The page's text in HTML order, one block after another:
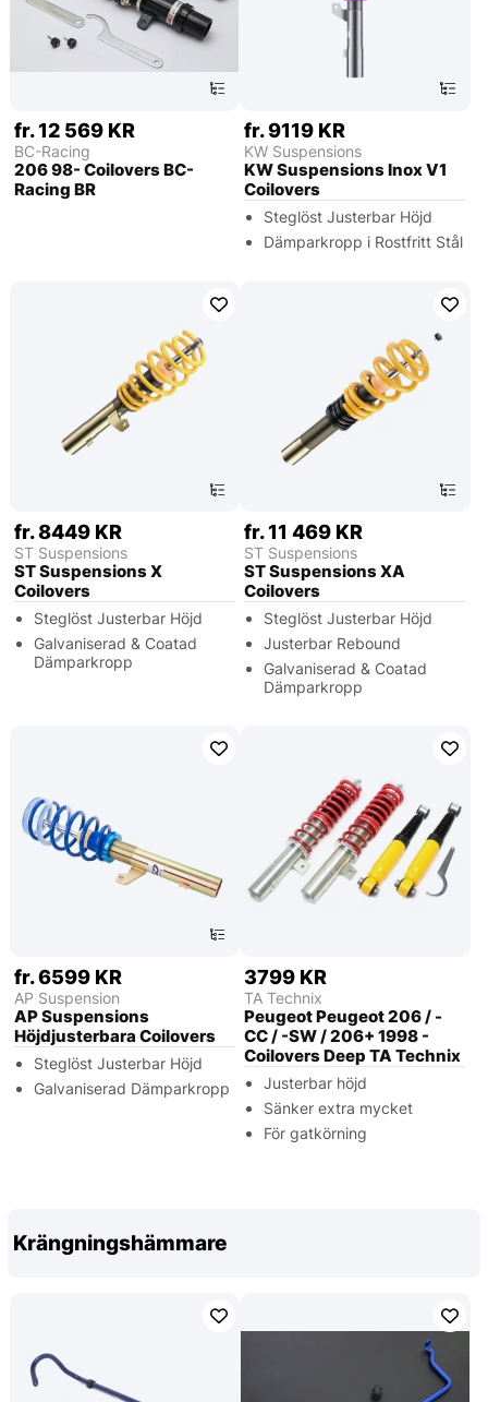
fr. 12 569 KR
BC-Racing
206 98- Coilovers BC-
Racing BR
fr. 9119 KR
KW Suspensions
KW Suspensions Inox V1
Coilovers
Steglöst Justerbar Höjd
Dämparkropp i Rostfritt Stål
fr. 8449 KR
ST Suspensions
ST Suspensions X
Coilovers
Steglöst Justerbar Höjd
Galvaniserad & Coatad
Dämparkropp
fr. 11 469 KR
ST Suspensions
ST Suspensions XA
Coilovers
Steglöst Justerbar Höjd
Justerbar Rebound
Galvaniserad & Coatad
Dämparkropp
fr. 6599 KR
AP Suspension
AP Suspensions
Höjdjusterbara Coilovers
Steglöst Justerbar Höjd
Galvaniserad Dämparkropp
3799 KR
TA Technix
Peugeot Peugeot 206 / -
CC / -SW / 206+ 1998 -
Coilovers Deep TA Technix
Justerbar höjd
Sänker extra mycket
För gatkörning
Krängningshämmare